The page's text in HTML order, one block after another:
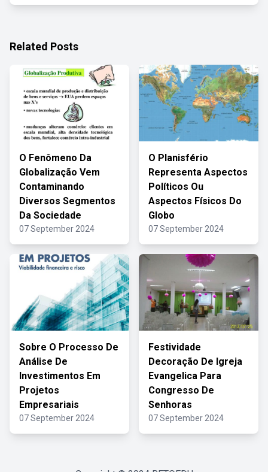
Related Posts
O Fenômeno Da
Globalização Vem
Contaminando
Diversos Segmentos
Da Sociedade
07 September 2024
O Planisfério
Representa Aspectos
Políticos Ou
Aspectos Físicos Do
Globo
07 September 2024
Sobre O Processo De
Análise De
Investimentos Em
Projetos
Empresariais
07 September 2024
Festividade
Decoração De Igreja
Evangelica Para
Congresso De
Senhoras
07 September 2024